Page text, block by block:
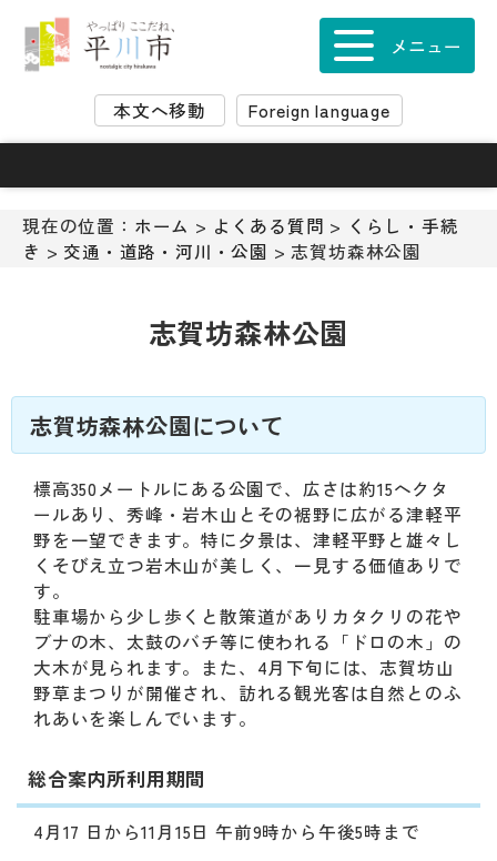
ョ
ス
本
へ
す
本文へ移動 Foreign language
メニュー
現在の位置： ホーム > よくある質問 > くらし・手続
き > 交通・道路・河川・公園 > 志賀坊森林公園
志賀坊森林公園
志賀坊森林公園について
標高350メートルにある公園で、広さは約15ヘクタ
ールあり、秀峰・岩木山とその裾野に広がる津軽平
野を一望できます。特に夕景は、津軽平野と雄々し
くそびえ立つ岩木山が美しく、一見する価値ありで
す。
駐車場から少し歩くと散策道がありカタクリの花や
ブナの木、太鼓のバチ等に使われる「ドロの木」の
大木が見られます。また、4月下旬には、志賀坊山
野草まつりが開催され、訪れる観光客は自然とのふ
れあいを楽しんでいます。
総合案内所利用期間
4月17 日から11月15日 午前9時から午後5時まで